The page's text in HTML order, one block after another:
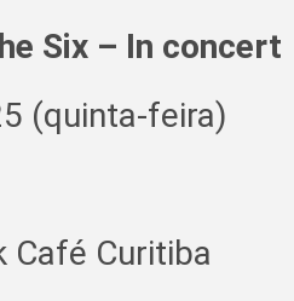
Six – In concert
(quinta-feira)
Café Curitiba